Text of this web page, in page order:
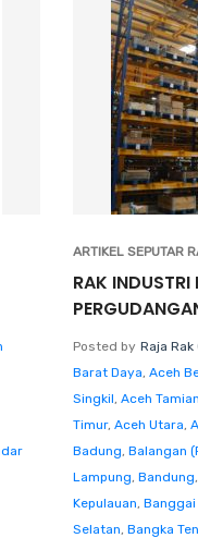
ARTIKEL SEPUTAR
RAK INDUSTRI
Posted by Raja
Barat Daya, Aceh
Singkil, Aceh
Timur, Aceh Utara,
Badung, Balangan
Lampung, Bandung,
Kepulauan,
Selatan, Bangka